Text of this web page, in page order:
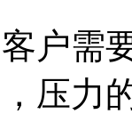
需要
压力